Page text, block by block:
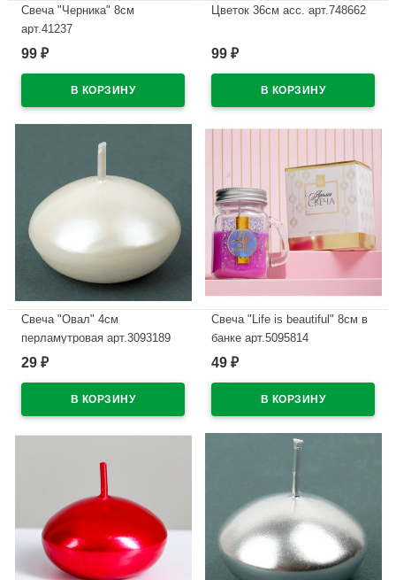
Свеча "Черника" 8см
арт.41237
В наличии
99 ₽
Цветок 36см асс. арт.748662
99 ₽
Свеча "Овал" 4см
перламутровая арт.3093189
В наличии
29 ₽
Свеча "Life is beautiful" 8см в
банке арт.5095814
В наличии
49 ₽